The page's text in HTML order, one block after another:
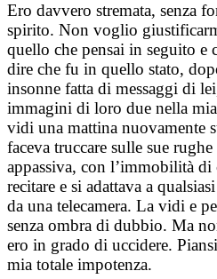
Ero davvero stremata, senza
spirito. Non voglio
quello che pensai in seguito
dire che fu in quello stato,
insonne fatta di messaggi di
immagini di loro due nella
vidi una mattina nuovamente
faceva truccare sulle sue
appassiva, con l’immobilità
recitare e si adattava a
da una telecamera. La vidi e
senza ombra di dubbio. Ma
ero in grado di uccidere.
mia totale impotenza.